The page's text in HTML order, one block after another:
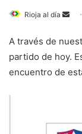
Rioja al día
n
d
a
a
A través de
partido de hoy.
encuentro de